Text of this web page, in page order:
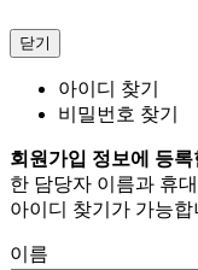
닫기
아이디 찾기
비밀번호 찾기
회원가입 정보에 등록
한 담당자 이름과 휴
아이디 찾기가 가능합
이름